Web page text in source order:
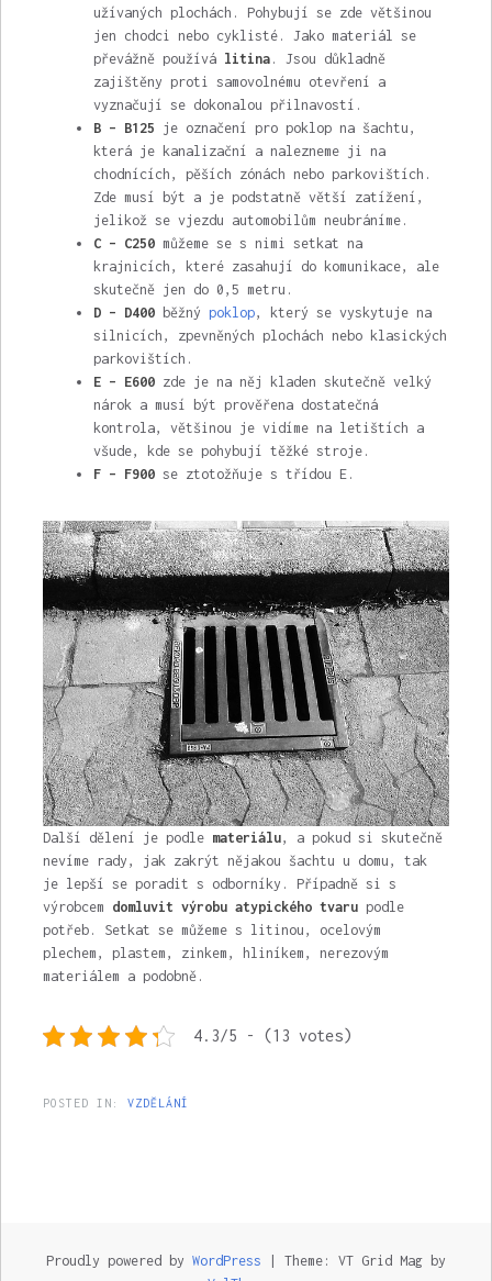
užívaných plochách. Pohybují se zde většinou
jen chodci nebo cyklisté. Jako materiál se
převážně používá litina. Jsou důkladně
zajištěny proti samovolnému otevření a
vyznačují se dokonalou přilnavostí.
B – B125 je označení pro poklop na šachtu ,
která je kanalizační a nalezneme ji na
chodnících, pěších zónách nebo parkovištích.
Zde musí být a je podstatně větší zatížení,
jelikož se vjezdu automobilům neubráníme.
C – C250můžeme se s nimi setkat na
krajnicích, které zasahují do komunikace, ale
skutečně jen do 0,5 metru.
D – D400běžný poklop, který se vyskytuje na
silnicích, zpevněných plochách nebo klasických
parkovištích.
E – E600zde je na něj kladen skutečně velký
nárok a musí být prověřena dostatečná
kontrola, většinou je vidíme na letištích a
všude, kde se pohybují těžké stroje.
F – F900se ztotožňuje s třídou E.
Další dělení je podle materiálu, a pokud si skutečně
nevíme rady, jak zakrýt nějakou šachtu u domu, tak
je lepší se poradit s odborníky. Případně si s
výrobcem domluvit výrobu atypického tvarupodle
potřeb. Setkat se můžeme s litinou, ocelovým
plechem, plastem, zinkem, hliníkem, nerezovým
materiálem a podobně.
4.3/5 - (13 votes)
POSTED IN: VZDĚLÁNÍ
Proudly powered by WordPress
Theme: VT Grid Mag by